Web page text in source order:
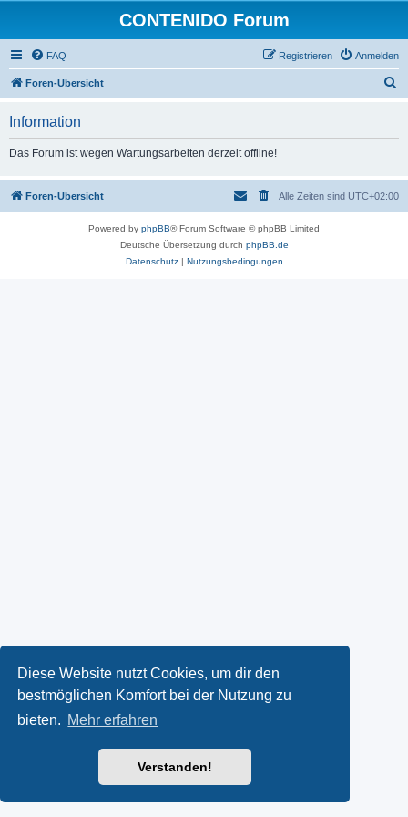
Diese Website nutzt Cookies, um dir den
bestmöglichen Komfort bei der Nutzung zu
bieten. Mehr erfahren
Verstanden!
CONTENIDO Forum
FAQ Anmelden
Registrieren
Foren-Übersicht
Information
Das Forum ist wegen Wartungsarbeiten derzeit offline!
Foren-Übersicht Alle Zeiten sind UTC+02:00
Powered by phpBB® Forum Software © phpBB Limited
Deutsche Übersetzung durch phpBB.de
Datenschutz| Nutzungsbedingungen